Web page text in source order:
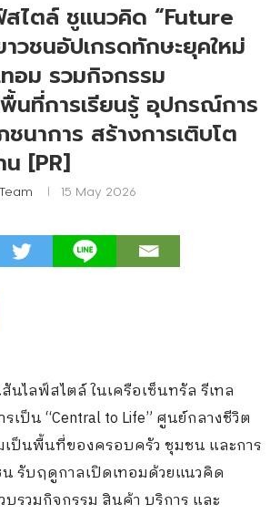
ไตล์ ชูแนวคิด “Future
าวชนอัปเกรดทักษะยุคใหม่
อม รวมกิจกรรม
นที่การเรียนรู้ อุปกรณ์การ
ชนาการ สร้างการเติบโต
[PR]
15 May 2026
นไลฟ์สไตล์ ในเครือเซ็นทรัล รีเทล
เป็น “Central to Life” ศูนย์กลางชีวิต
ป็นพื้นที่ของครอบครัว ชุมชน และการ
น รับฤดูกาลเปิดเทอมด้วยแนวคิด
บรวมกิจกรรม สินค้า บริการ และ